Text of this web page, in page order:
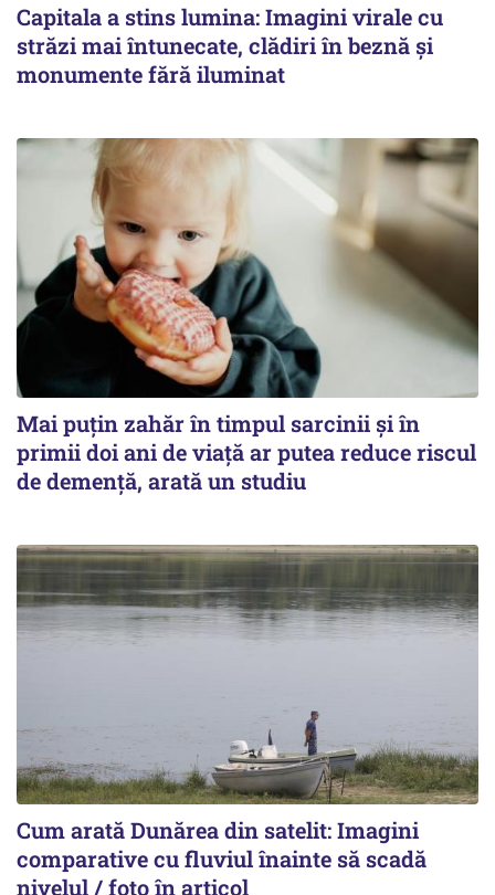
Capitala a stins lumina: Imagini virale cu
străzi mai întunecate, clădiri în beznă și
monumente fără iluminat
Mai puțin zahăr în timpul sarcinii și în
primii doi ani de viață ar putea reduce riscul
de demență, arată un studiu
Cum arată Dunărea din satelit: Imagini
comparative cu fluviul înainte să scadă
nivelul / foto în articol